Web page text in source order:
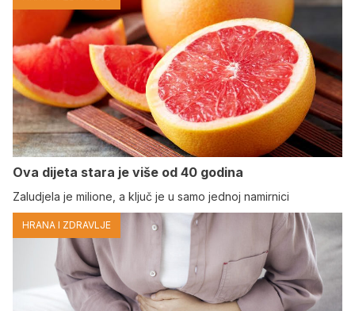
Ova dijeta stara je više od 40 godina
Zaludjela je milione, a ključ je u samo jednoj namirnici
HRANA I ZDRAVLJE